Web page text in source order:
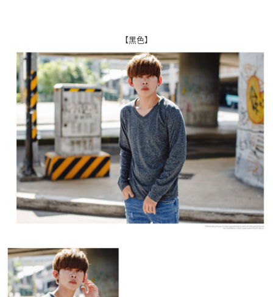
１．於結帳方式選擇「AFTEE先享後付」後，將跳轉至「AFTEE先享後付」
結帳頁面，進行簡訊認證並確認金額後，即可完成結帳。
２．訂單成立數日內，您將收到繳費通知簡訊。
３．收到繳費通知簡訊後14天內，點擊此簡訊中的連結，可透過四大超商／
ATM／網路銀行／等多元方式進行付款，方視為交易完成。
※ 請注意：結帳手續完成當下不需立刻繳費，但若您需要取消訂單，請聯絡
購買商品的店家。未經商家同意取消之訂單仍視為有效，需透過AFTEE先享
後付繳納相關費用。
※ 交易是否成功請以「AFTEE先享後付 」之結帳頁面顯示為準，若有關於
是否繳費成功／繳費後需取消欲退款等相關疑問，請聯繫「AFTEE先享後付
客戶支援中心」https://netprotections.freshdesk.com/support/home
【注意事項】
１．透過由恩沛科技股份有限公司提供之「AFTEE先享後付」服務完成之交
易，需依本服務之必要範圍內提供個人資料，並將交易相關給付款項請求債
https://aftee.tw/terms/#terms3
３．未成年的使用者請事先徵得法定代理人或監護人之同意方可使用
「AFTEE先享後付」，若未經同意申辦者引起之損失，本公司不負相關責
任。
４．使用「AFTEE先享後付」時，將依據個別帳號之用戶狀況，依本公司即
先付款後全家取貨
每筆NT$80，滿NT$1,800(含以上)免運費
7-11付款取貨
每筆NT$80，滿NT$1,800(含以上)免運費
先付款後7-11取貨
每筆NT$80，滿NT$1,800(含以上)免運費
宅配
每筆NT$120，滿NT$3,000(含以上)免運費
【黑色】